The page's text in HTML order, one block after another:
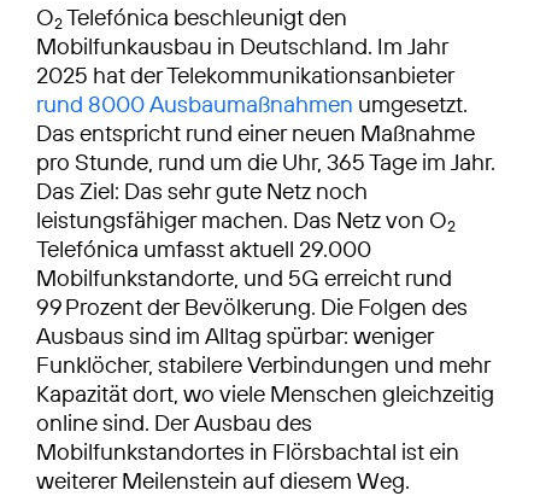
O2Telefónica beschleunigt den
Mobilfunkausbau in Deutschland. Im Jahr
2025 hat der Telekommunikationsanbieter
rund 8000 Ausbaumaßnahmen umgesetzt.
Das entspricht rund einer neuen Maßnahme
pro Stunde, rund um die Uhr, 365 Tage im Jahr.
Das Ziel: Das sehr gute Netz noch
leistungsfähiger machen. Das Netz von O2
Telefónica umfasst aktuell 29.000
Mobilfunkstandorte, und 5G erreicht rund
99 Prozent der Bevölkerung. Die Folgen des
Ausbaus sind im Alltag spürbar: weniger
Funklöcher, stabilere Verbindungen und mehr
Kapazität dort, wo viele Menschen gleichzeitig
online sind. Der Ausbau des
Mobilfunkstandortes in Flörsbachtal ist ein
weiterer Meilenstein auf diesem Weg.